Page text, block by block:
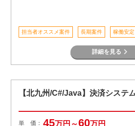
担当者オススメ案件 長期案件 稼働安定
詳細を見る
【北九州/C#/Java】決済システ
単 価： 45万円～60万円